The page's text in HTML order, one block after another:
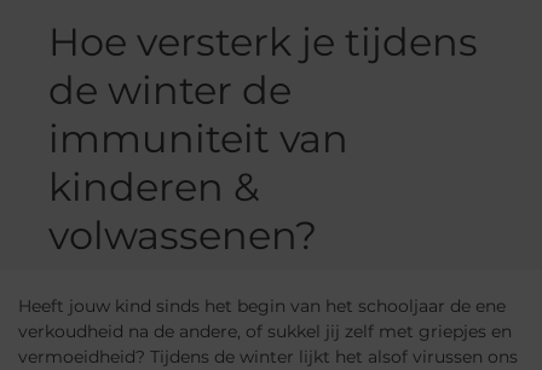
Hoe versterk je tijdens
de winter de
immuniteit van
kinderen &
volwassenen?
Heeft jouw kind sinds het begin van het schooljaar de ene
verkoudheid na de andere, of sukkel jij zelf met griepjes en
vermoeidheid? Tijdens de winter lijkt het alsof virussen ons